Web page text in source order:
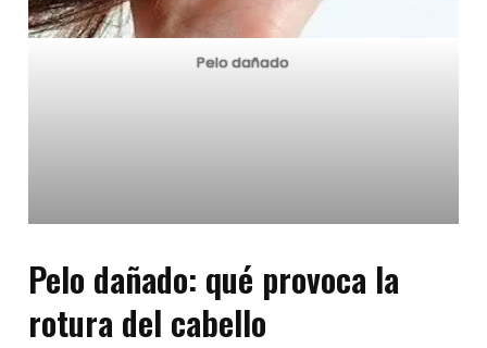
Pelo dañado
Pelo dañado: qué provoca la
rotura del cabello